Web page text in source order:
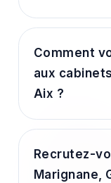
Comment
aux
Aix ?
Recrutez-
Marignane,